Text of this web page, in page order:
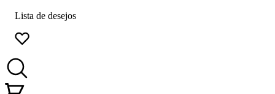
Lista de desejos